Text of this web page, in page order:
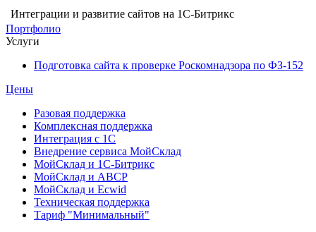
Интеграции и развитие сайтов на 1С-Битрикс
Портфолио
Услуги
Подготовка сайта к проверке Роскомнадзора по ФЗ-152
Цены
Разовая поддержка
Комплексная поддержка
Интеграция с 1С
Внедрение сервиса МойСклад
МойСклад и 1С-Битрикс
МойСклад и ABCP
МойСклад и Ecwid
Техническая поддержка
Тариф "Минимальный"